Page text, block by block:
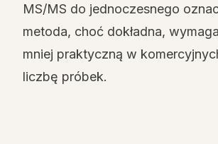
MS/MS do jednoczesnego
metoda, choć dokładna,
mniej praktyczną w
liczbę próbek.